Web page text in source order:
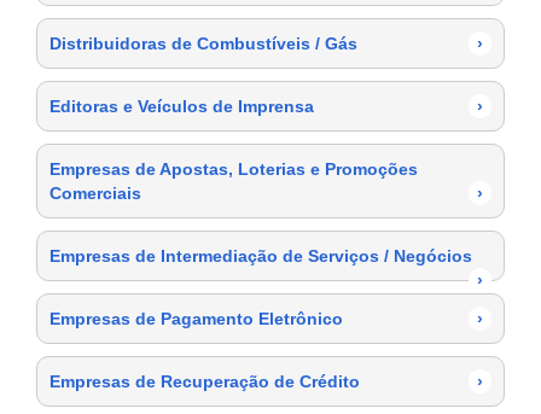
Distribuidoras de Combustíveis / Gás ›
Editoras e Veículos de Imprensa ›
Empresas de Apostas, Loterias e Promoções
Comerciais
›
Empresas de Intermediação de Serviços / Negócios
›
Empresas de Pagamento Eletrônico
›
Empresas de Recuperação de Crédito ›